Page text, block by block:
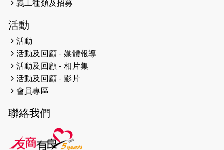
2023-06-01
但不會失去視野。」
2023-05-29
「賽馬會殘障家長子女支援計劃
2023-05-29
義工種類及招募
活動
活動
活動及回顧 - 媒體報導
活動及回顧 - 相片集
活動及回顧 - 影片
會員專區
聯絡我們